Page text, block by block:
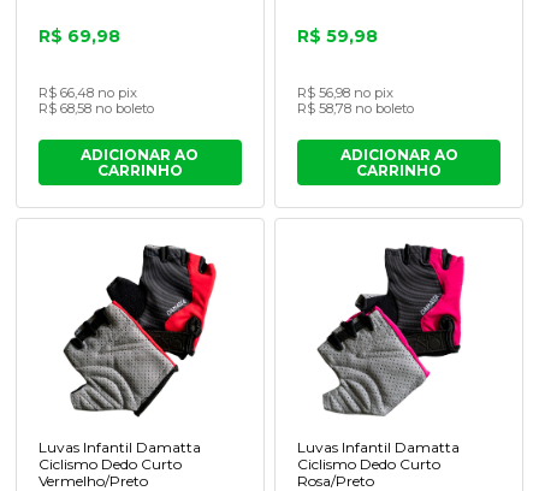
R$ 69,98
R$ 66,48 no pix
R$ 68,58 no boleto
ADICIONAR AO
CARRINHO
R$ 59,98
R$ 56,98 no pix
R$ 58,78 no boleto
ADICIONAR AO
CARRINHO
Luvas Infantil Damatta
Ciclismo Dedo Curto
Vermelho/Preto
Luvas Infantil Damatta
Ciclismo Dedo Curto
Rosa/Preto